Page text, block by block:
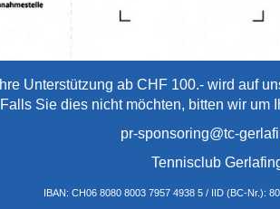
Ihre Unterstützung ab CHF 100.- wird auf
Falls Sie dies nicht möchten, bitten wir um
pr-sponsoring@tc-
Tennisclub
IBAN: CH06 8080 8003 7957 4938 5 / IID (BC-Nr.):